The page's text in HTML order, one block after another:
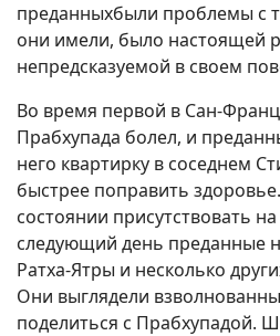
преданныхбыли проблемы с
они имели, было настоящей
непредсказуемой в своем
Во время первой в Сан-
Прабхупада болел, и
него квартирку в соседнем
быстрее поправить
состоянии присутствовать
следующий день преданные
Ратха-Ятры и несколько
Они выглядели
поделиться с Прабхупадой.